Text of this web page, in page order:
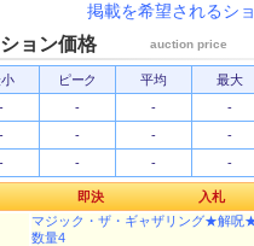
掲載を希望されるシ
ョン価格 auction price
ピーク 平均 最大
- - - -
- - - -
- - - -
即決 入札
マジック・ザ・ギャザリング★解
数量4